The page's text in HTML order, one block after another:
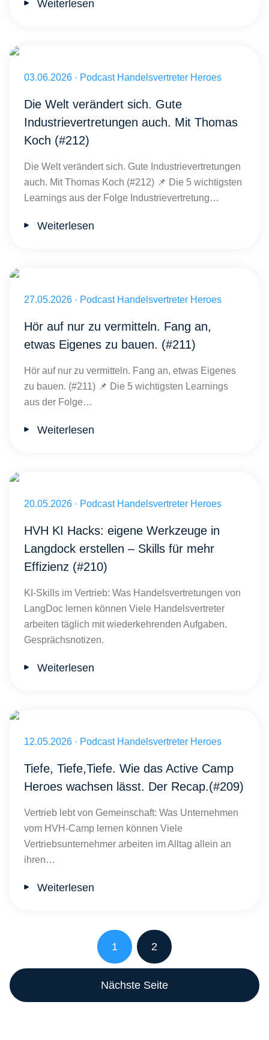
Weiterlesen
Veröffentlicht am 03.06.2026
03.06.2026 · Podcast Handelsvertreter Heroes
Die Welt verändert sich. Gute
Industrievertretungen auch. Mit Thomas
Koch (#212)
Die Welt verändert sich. Gute Industrievertretungen
auch. Mit Thomas Koch (#212) 📌 Die 5 wichtigsten
Learnings aus der Folge Industrievertretung…
Weiterlesen
Veröffentlicht am 27.05.2026
27.05.2026 · Podcast Handelsvertreter Heroes
Hör auf nur zu vermitteln. Fang an,
etwas Eigenes zu bauen. (#211)
Hör auf nur zu vermitteln. Fang an, etwas Eigenes
zu bauen. (#211) 📌 Die 5 wichtigsten Learnings
aus der Folge…
Weiterlesen
Veröffentlicht am 20.05.2026
20.05.2026 · Podcast Handelsvertreter Heroes
HVH KI Hacks: eigene Werkzeuge in
Langdock erstellen – Skills für mehr
Effizienz (#210)
KI-Skills im Vertrieb: Was Handelsvertretungen von
LangDoc lernen können Viele Handelsvertreter
arbeiten täglich mit wiederkehrenden Aufgaben.
Gesprächsnotizen.
Weiterlesen
Veröffentlicht am 12.05.2026
12.05.2026 · Podcast Handelsvertreter Heroes
Tiefe, Tiefe,Tiefe. Wie das Active Camp
Heroes wachsen lässt. Der Recap.(#209)
Vertrieb lebt von Gemeinschaft: Was Unternehmen
vom HVH-Camp lernen können Viele
Vertriebsunternehmer arbeiten im Alltag allein an
ihren…
Weiterlesen
1 2
Nächste Seite